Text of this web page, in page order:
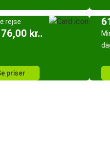
rejse
kr..
priser